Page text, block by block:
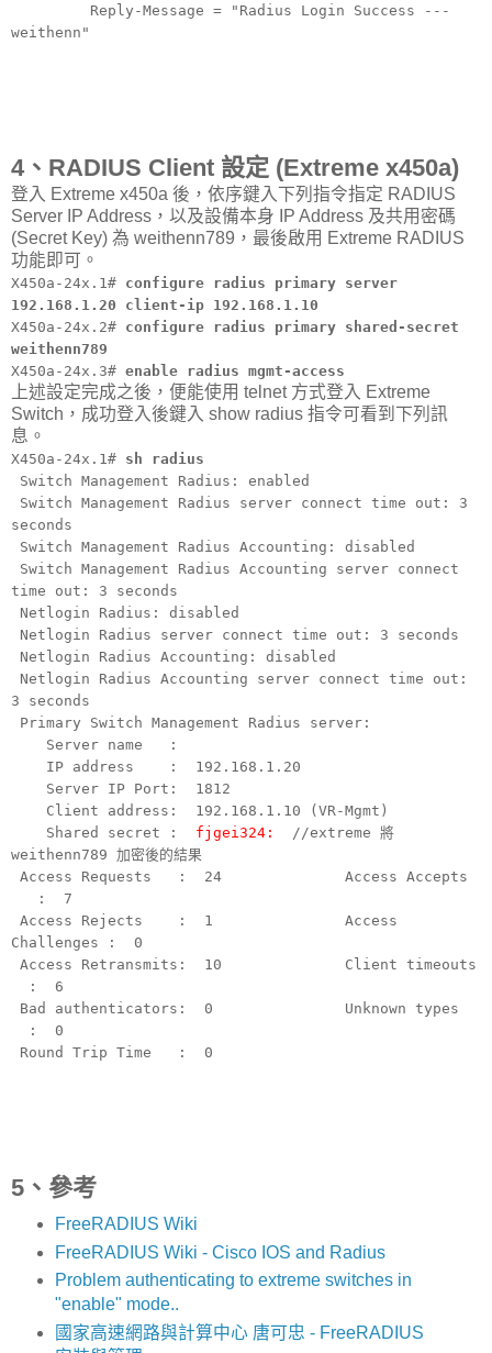
Reply-Message = "Radius Login Success ---
weithenn"
4、RADIUS Client 設定 (Extreme x450a)
登入 Extreme x450a 後，依序鍵入下列指令指定 RADIUS
Server IP Address，以及設備本身 IP Address 及共用密碼
(Secret Key) 為 weithenn789，最後啟用 Extreme RADIUS
功能即可。
X450a-24x.1# configure radius primary server
192.168.1.20 client-ip 192.168.1.10
X450a-24x.2# configure radius primary shared-secret
weithenn789
X450a-24x.3# enable radius mgmt-access
上述設定完成之後，便能使用 telnet 方式登入 Extreme
Switch，成功登入後鍵入 show radius 指令可看到下列訊
息。
X450a-24x.1# sh radius
Switch Management Radius: enabled
Switch Management Radius server connect time out: 3
seconds
Switch Management Radius Accounting: disabled
Switch Management Radius Accounting server connect
time out: 3 seconds
Netlogin Radius: disabled
Netlogin Radius server connect time out: 3 seconds
Netlogin Radius Accounting: disabled
Netlogin Radius Accounting server connect time out:
3 seconds
Primary Switch Management Radius server:
Server name :
IP address : 192.168.1.20
Server IP Port: 1812
Client address: 192.168.1.10 (VR-Mgmt)
Shared secret : fjgei324:
//extreme 將
weithenn789 加密後的結果
Access Requests : 24 Access Accepts
: 7
Access Rejects : 1 Access
Challenges : 0
Access Retransmits: 10 Client timeouts
: 6
Bad authenticators: 0 Unknown types
: 0
Round Trip Time : 0
5、參考
FreeRADIUS Wiki
FreeRADIUS Wiki - Cisco IOS and Radius
Problem authenticating to extreme switches in
"enable" mode..
國家高速網路與計算中心 唐可忠 - FreeRADIUS